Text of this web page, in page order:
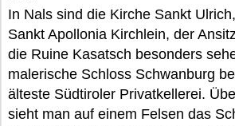
In Nals sind die Kirche Sankt
Sankt Apollonia Kirchlein, der
die Ruine Kasatsch besonders
malerische Schloss Schwanburg
älteste Südtiroler Privatkellerei.
sieht man auf einem Felsen das